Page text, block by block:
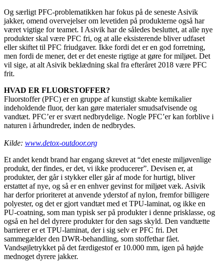
Og særligt PFC-problematikken har fokus på de seneste Asivik
jakker, omend overvejelser om levetiden på produkterne også har
været vigtige for teamet. I Asivik har de således besluttet, at alle nye
produkter skal være PFC fri, og at alle eksisterende bliver udfaset
eller skiftet til PFC friudgaver. Ikke fordi det er en god forretning,
men fordi de mener, det er det eneste rigtige at gøre for miljøet. Det
vil sige, at alt Asivik beklædning skal fra efteråret 2018 være PFC
frit.
HVAD ER FLUORSTOFFER?
Fluorstoffer (PFC) er en gruppe af kunstigt skabte kemikalier
indeholdende fluor, der kan gøre materialer smudsafvisende og
vandtæt. PFC’er er svært nedbrydelige. Nogle PFC’er kan forblive i
naturen i århundreder, inden de nedbrydes.
Kilde: www.detox-outdoor.org
Et andet kendt brand har engang skrevet at “det eneste miljøvenlige
produkt, der findes, er det, vi ikke producerer”. Devisen er, at
produkter, der går i stykker eller går af mode for hurtigt, bliver
erstattet af nye, og så er en enhver gevinst for miljøet væk. Asivik
har derfor prioriteret at anvende yderstof af nylon, fremfor billigere
polyester, og det er gjort vandtæt med et TPU-laminat, og ikke en
PU-coatning, som man typisk ser på produkter i denne prisklasse, og
også en hel del dyrere produkter for den sags skyld. Den vandtætte
barrierer er et TPU-laminat, der i sig selv er PFC fri. Det
sammegælder den DWR-behandling, som stoffethar fået.
Vandsøjletrykket på det færdigestof er 10.000 mm, igen på højde
mednoget dyrere jakker.